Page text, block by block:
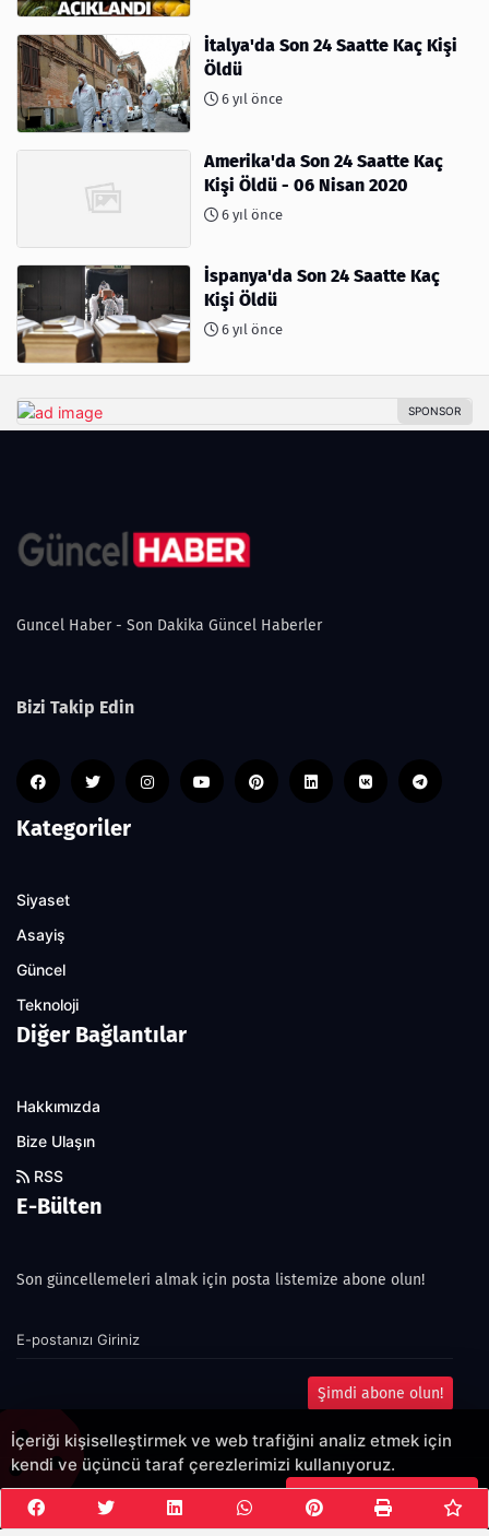
İtalya'da Son 24 Saatte Kaç Kişi
Öldü
6 yıl önce
Amerika'da Son 24 Saatte Kaç
Kişi Öldü - 06 Nisan 2020
6 yıl önce
İspanya'da Son 24 Saatte Kaç
Kişi Öldü
6 yıl önce
Guncel Haber - Son Dakika Güncel Haberler
Bizi Takip Edin
Kategoriler
Siyaset
Asayiş
Güncel
Teknoloji
Diğer Bağlantılar
Hakkımızda
Bize Ulaşın
RSS
E-Bülten
Son güncellemeleri almak için posta listemize abone olun!
Şimdi abone olun!
Copyright 2022© - Allright reserved.
İçeriği kişiselleştirmek ve web trafiğini analiz etmek için
kendi ve üçüncü taraf çerezlerimizi kullanıyoruz.
Çerezleri Kabul Et